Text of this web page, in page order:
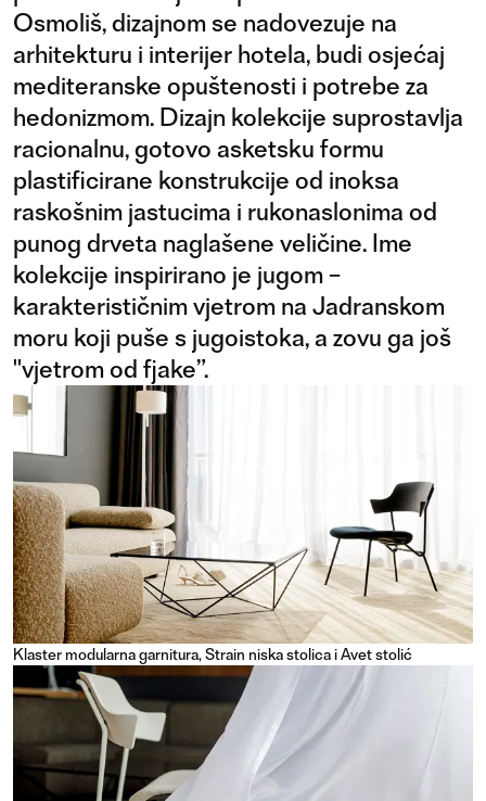
Osmoliš, dizajnom se nadovezuje na
arhitekturu i interijer hotela, budi osjećaj
mediteranske opuštenosti i potrebe za
hedonizmom. Dizajn kolekcije suprostavlja
racionalnu, gotovo asketsku formu
plastificirane konstrukcije od inoksa
raskošnim jastucima i rukonaslonima od
punog drveta naglašene veličine. Ime
kolekcije inspirirano je jugom –
karakterističnim vjetrom na Jadranskom
moru koji puše s jugoistoka, a zovu ga još
"vjetrom od fjake”.
Klaster modularna garnitura, Strain niska stolica i Avet stolić